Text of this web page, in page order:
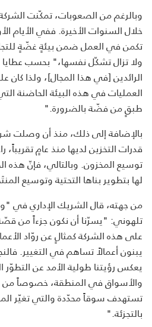
وبالرغم من الصعوبات، تمكّنت
خلال السنوات الأخيرة. ففي الأيام
تكمن في العمل ضمن بيئةٍ غضّةٍ
ولا تزال تشكّل نفسها،" بحسب
الرائدين [في هذا المجال]، ولذا كان
العمليات في هذه البيئة الحاضنة
طبقٍ من فضّة بالضرورة."
بالإضافة إلى ذلك، منذ أن وصلت
قدرات التخزين لديها منذ عامٍ
توسيع المخزون. وبالتالي، فإنّ هذه
لها بتطوير بناها التحتية وتوسيع
من جهته، قال الشريك الإداري في
تلهوني: "يسرّنا أن نكون جزءاً من
على هذه الشركة كمثالٍ عن روّاد
يبنون أعمالاً تساهم في التغيير.
يعكس رؤيتنا طولية الأمد عن التطوّر
والأسواق في المنطقة، خصوصاً من
تستهدف سوقاً محدّدة والتي تغيّر
بالتجزئة."